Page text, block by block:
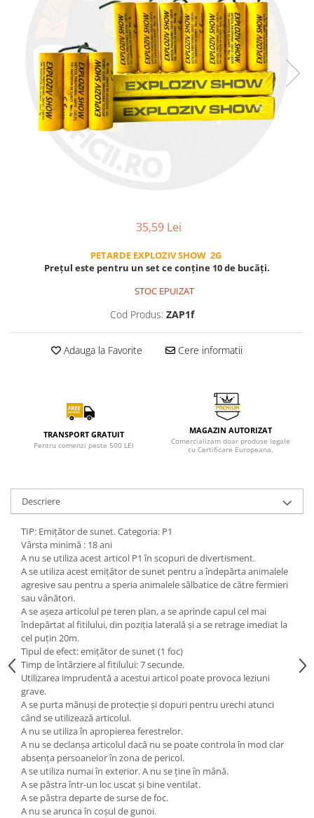
35,59 Lei
PETARDE EXPLOZIV SHOW 2G
Prețul este pentru un set ce conține 10 de bucăți.
STOC EPUIZAT
Cod Produs: ZAP1f
Adauga la Favorite Cere informatii
TRANSPORT GRATUIT
Pentru comenzi peste 500 LEI
MAGAZIN AUTORIZAT
Comercializam doar produse legale
cu Certificare Europeana.
Descriere
TIP: Emițător de sunet. Categoria: P1
Vârsta minimă : 18 ani
A nu se utiliza acest articol P1 în scopuri de divertisment.
A se utiliza acest emițător de sunet pentru a îndepărta animalele
agresive sau pentru a speria animalele sălbatice de către fermieri
sau vânători.
A se așeza articolul pe teren plan, a se aprinde capul cel mai
îndepărtat al fitilului, din poziția laterală și a se retrage imediat la
cel puțin 20m.
Tipul de efect: emițător de sunet (1 foc)
Timp de întârziere al fitilului: 7 secunde.
Utilizarea imprudentă a acestui articol poate provoca leziuni
grave.
A se purta mănuși de protecție și dopuri pentru urechi atunci
când se utilizează articolul.
A nu se utiliza în apropierea ferestrelor.
A nu se declanșa articolul dacă nu se poate controla în mod clar
absența persoanelor în zona de pericol.
A se utiliza numai în exterior. A nu se ține în mână.
A se păstra într-un loc uscat și bine ventilat.
A se păstra departe de surse de foc.
A nu se arunca în coșul de gunoi.